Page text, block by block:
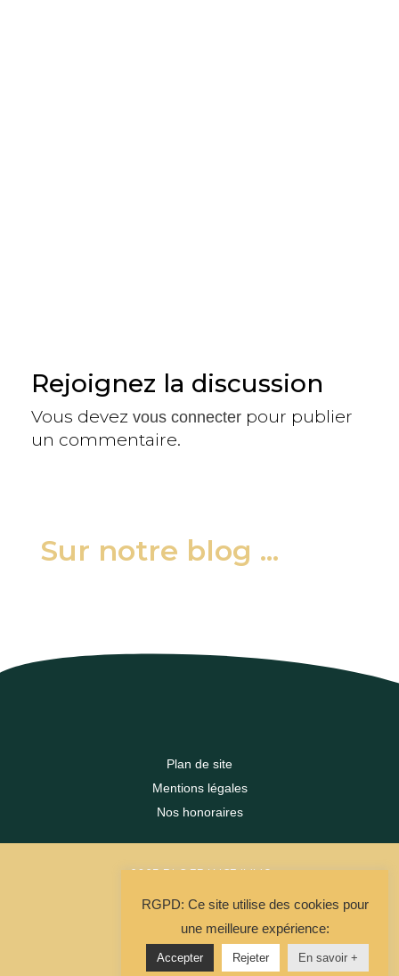
Rejoignez la discussion
Vous devez vous connecter pour publier
un commentaire.
Sur notre blog ...
Plan de site
Mentions légales
Nos honoraires
2023 DLC FRANCE IMMO
La Solution Immo
RGPD: Ce site utilise des cookies pour
une meilleure expérience:
Accepter Rejeter En savoir +